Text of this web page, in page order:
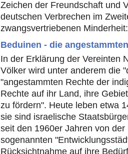
Zeichen der Freundschaft und
deutschen Verbrechen im
zwangsvertriebenen
Beduinen - die
In der Erklärung der Vereinten
Völker wird unter anderem die
"angestammten Rechte der
Rechte auf ihr Land, ihre
zu fördern". Heute leben etwa
sie sind israelische
seit den 1960er Jahren von
sogenannten
Rücksichtnahme auf ihre